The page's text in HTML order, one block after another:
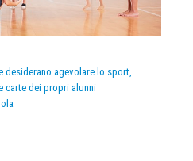
agevolare lo sport,
carte dei propri alunni